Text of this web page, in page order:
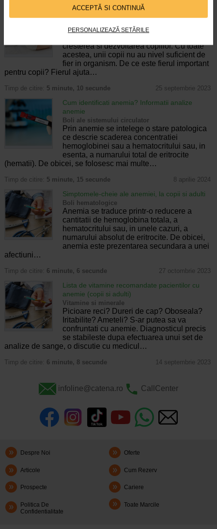
ACCEPTĂ SI CONTINUĂ
PERSONALIZEAZĂ SETĂRILE
Lipsa de fier la copii: simptome, cauze,
diagnostic, tratament si preventie
Sanatate
cresterea si dezvoltarea copiilor. Cu toate
acestea, unii copii nu au nivel suficient de
fier in organism. De ce este fierul important
pentru copii? Fierul ajuta…
Timp de citire: 5 minute, 10 secunde 25 septembrie 2023
Cum identificati anemia? Informatii analize
anemie
Boli ale sistemului circulator
Prin anemie se intelege o stare patologica
ce descrie scaderea concentratiei
hemoglobinei sau a hematocritului sau, in
esenta, a numarului total de eritrocite
(hematii). De obicei, se folosesc mai multe…
Timp de citire: 5 minute, 15 secunde 8 aprilie 2024
Simptomele-cheie ale anemiei, la copii si adulti
Boli hematologice
Anemia se traduce printr-o reducere a
cantitatii de hemoglobina totala, a
hematocritului sau, in unele cazuri, a
numarului absolut de eritrocite. De obicei,
anemia este prezentarea secundara a unei
afectiuni…
Timp de citire: 6 minute, 6 secunde 27 octombrie 2023
Lista de vitamine recomandate pacientilor cu
anemie (copii si adulti)
Vitamine si minerale
Picioare reci? Dureri de cap? Oboseala?
Iritabilite? Ameteli? S-ar putea sa va
confruntati cu anemie. Diagnosticul precis
se stabileste dupa efectuarea unui set de
analize de sange, o discutie cu medicul…
Timp de citire: 6 minute, 8 secunde 14 septembrie 2023
infoline@catena.ro CallCenter
Despre Noi Oferte
Articole Cum Rezerv
Prospecte Cariere
Politica De
Confidentialitate
Toate Marcile